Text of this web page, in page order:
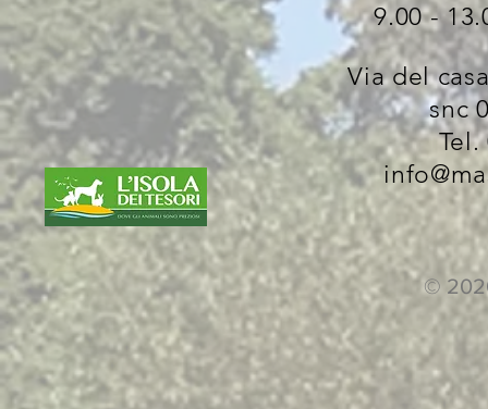
9.00 -
Via del
snc
Tel.
©